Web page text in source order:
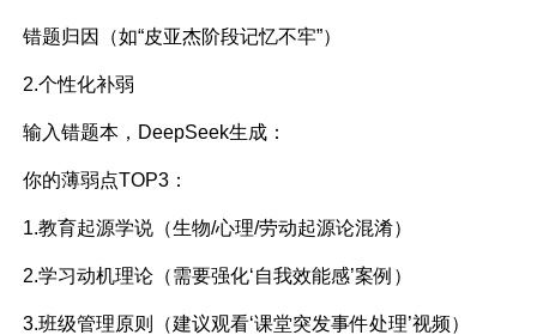
错题归因（如“皮亚杰阶段记忆不牢”）
2.个性化补弱
输入错题本，DeepSeek生成：
你的薄弱点TOP3：
1.教育起源学说（生物/心理/劳动起源论混淆）
2.学习动机理论（需要强化‘自我效能感’案例）
3.班级管理原则（建议观看‘课堂突发事件处理’视频）